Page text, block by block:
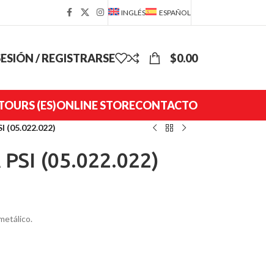
INGLÉS ESPAÑOL
/ REGISTRARSE $0.00
(ES)ONLINE STORECONTACTO
(05.022.022)
PSI (05.022.022)